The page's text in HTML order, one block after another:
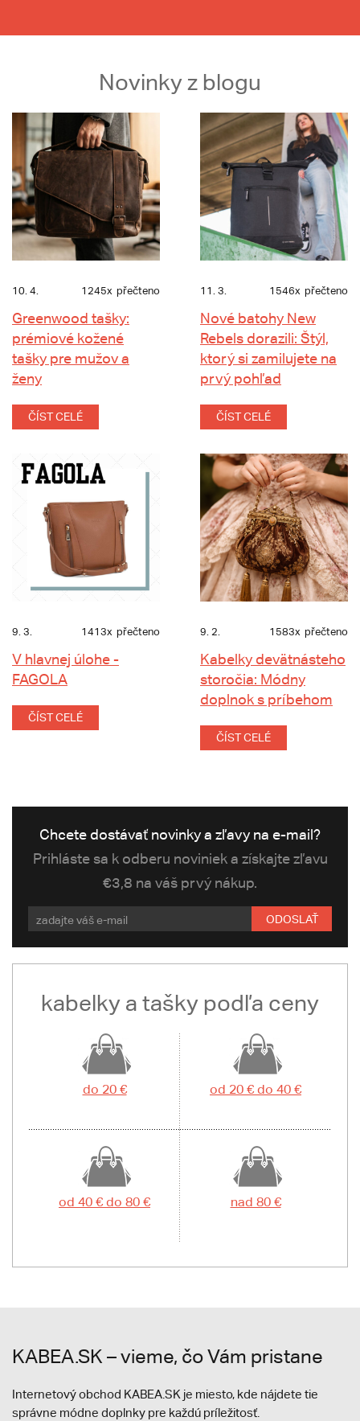
Novinky z blogu
10. 4. 1245x přečteno
Greenwood tašky:
prémiové kožené
tašky pre mužov a
ženy
ČÍST CELÉ
11. 3. 1546x přečteno
Nové batohy New
Rebels dorazili: Štýl,
ktorý si zamilujete na
prvý pohľad
ČÍST CELÉ
9. 3. 1413x přečteno
V hlavnej úlohe -
FAGOLA
ČÍST CELÉ
9. 2. 1583x přečteno
Kabelky devätnásteho
storočia: Módny
doplnok s príbehom
ČÍST CELÉ
Chcete dostávať novinky a zľavy na e-mail?
Prihláste sa k odberu noviniek a získajte zľavu
€3,8 na váš prvý nákup.
ODOSLAŤ
kabelky a tašky podľa ceny
do 20 € od 20 € do 40 €
od 40 € do 80 € nad 80 €
KABEA.SK – vieme, čo Vám pristane
Internetový obchod KABEA.SK je miesto, kde nájdete tie
správne módne doplnky pre každú príležitosť.